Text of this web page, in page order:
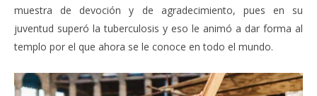
muestra de devoción y de agradecimiento, pues en su
juventud superó la tuberculosis y eso le animó a dar forma al
templo por el que ahora se le conoce en todo el mundo.